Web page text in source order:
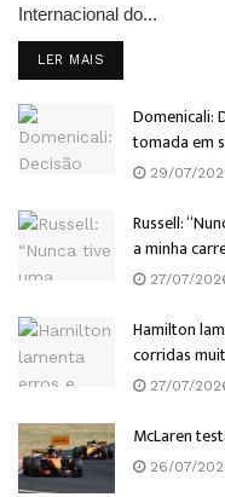
Internacional do...
LER MAIS
Domenicali:
tomada em
29/07/
Russell:
a minha
27/07/
Hamilton
corridas
27/07/
McLaren
26/07/